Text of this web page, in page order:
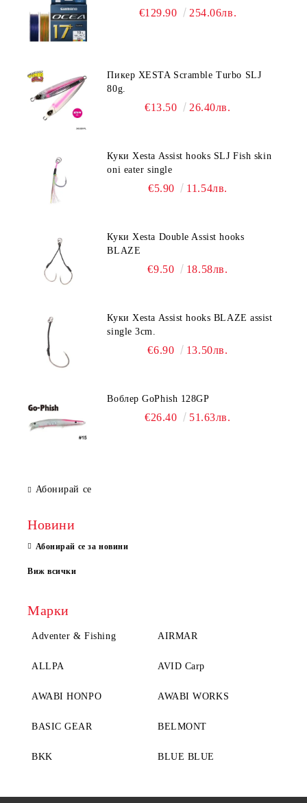
€129.90 254.06лв.
Пикер XESTA Scramble Turbo SLJ
80g.
€13.50 26.40лв.
Куки Xesta Assist hooks SLJ Fish skin
oni eater single
€5.90 11.54лв.
Куки Xesta Double Assist hooks
BLAZE
€9.50 18.58лв.
Куки Xesta Assist hooks BLAZE assist
single 3cm.
€6.90 13.50лв.
Воблер GoPhish 128GP
€26.40 51.63лв.
Абонирай се
Новини
Абонирай се за новини
Виж всички
Марки
Adventer & Fishing AIRMAR
ALLPA AVID Carp
AWABI HONPO AWABI WORKS
BASIC GEAR BELMONT
BKK BLUE BLUE